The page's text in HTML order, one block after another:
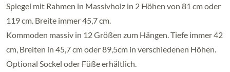
Spiegel mit Rahmen in Massivholz in 2 Höhen von 81 cm oder
119 cm. Breite immer 45,7 cm.
Kommoden massiv in 12 Größen zum Hängen. Tiefe immer 42
cm, Breiten in 45,7 cm oder 89,5cm in verschiedenen Höhen.
Optional Sockel oder Füße erhältlich.